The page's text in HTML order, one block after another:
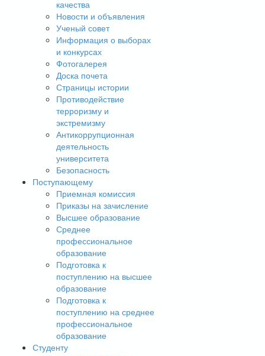
качества
Новости и объявления
Ученый совет
Информация о выборах
и конкурсах
Фотогалерея
Доска почета
Страницы истории
Противодействие
терроризму и
экстремизму
Антикоррупционная
деятельность
университета
Безопасность
Поступающему
Приемная комиссия
Приказы на зачисление
Высшее образование
Среднее
профессиональное
образование
Подготовка к
поступлению на высшее
образование
Подготовка к
поступлению на среднее
профессиональное
образование
Студенту